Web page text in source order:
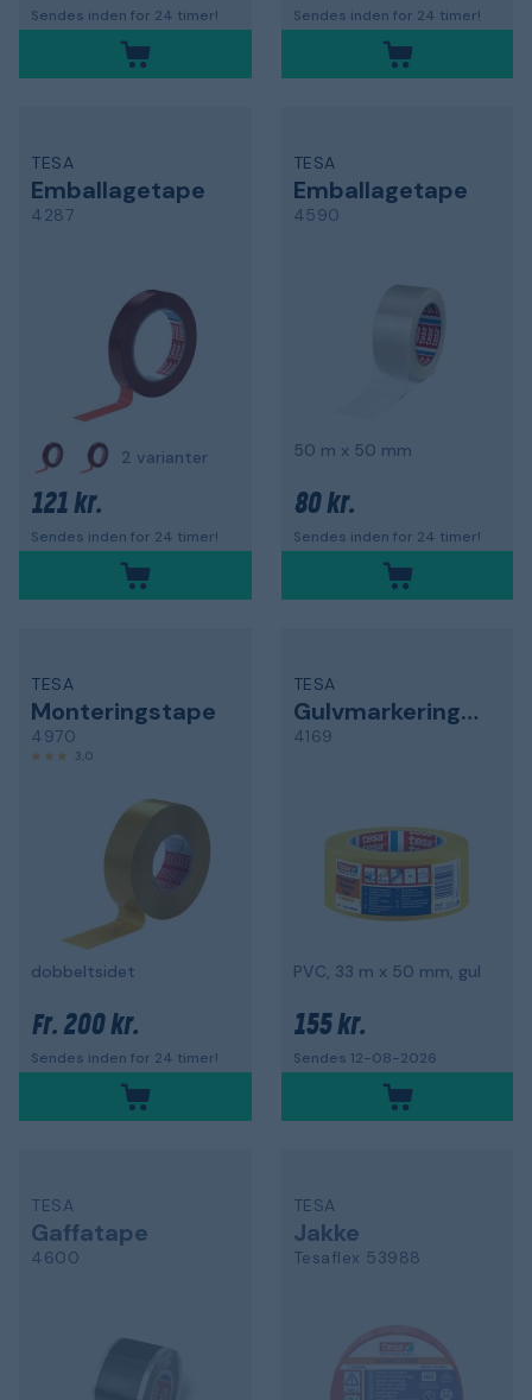
Sendes inden for 24 timer! Sendes inden for 24 timer!
TESA
Emballagetape
4287
2 varianter
121 kr.
Sendes inden for 24 timer!
TESA
Emballagetape
4590
50 m x 50 mm
80 kr.
Sendes inden for 24 timer!
TESA
Monteringstape
4970
3,0
dobbeltsidet
Fr. 200 kr.
Sendes inden for 24 timer!
TESA
Gulvmarkeringstape
4169
PVC, 33 m x 50 mm, gul
155 kr.
Sendes 12-08-2026
TESA
Gaffatape
4600
TESA
Jakke
Tesaflex 53988